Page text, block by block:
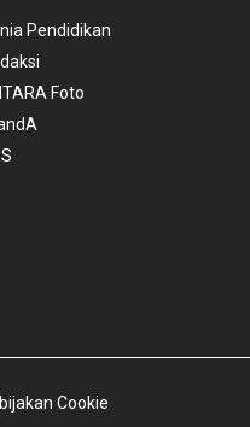
Pendidikan
Foto
Cookie